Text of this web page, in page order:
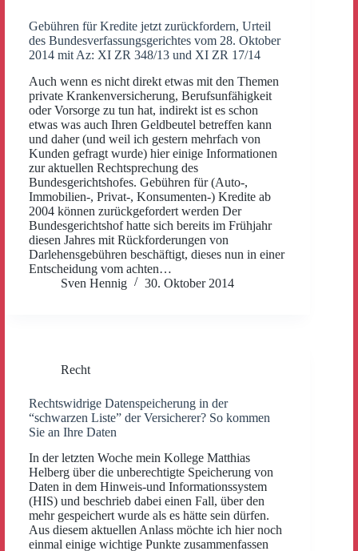
Gebühren für Kredite jetzt zurückfordern, Urteil
des Bundesverfassungsgerichtes vom 28. Oktober
2014 mit Az: XI ZR 348/13 und XI ZR 17/14
Auch wenn es nicht direkt etwas mit den Themen
private Krankenversicherung, Berufsunfähigkeit
oder Vorsorge zu tun hat, indirekt ist es schon
etwas was auch Ihren Geldbeutel betreffen kann
und daher (und weil ich gestern mehrfach von
Kunden gefragt wurde) hier einige Informationen
zur aktuellen Rechtsprechung des
Bundesgerichtshofes. Gebühren für (Auto-,
Immobilien-, Privat-, Konsumenten-) Kredite ab
2004 können zurückgefordert werden Der
Bundesgerichtshof hatte sich bereits im Frühjahr
diesen Jahres mit Rückforderungen von
Darlehensgebühren beschäftigt, dieses nun in einer
Entscheidung vom achten…
Sven Hennig
30. Oktober 2014
Recht
Rechtswidrige Datenspeicherung in der
“schwarzen Liste” der Versicherer? So kommen
Sie an Ihre Daten
In der letzten Woche mein Kollege Matthias
Helberg über die unberechtigte Speicherung von
Daten in dem Hinweis-und Informationssystem
(HIS) und beschrieb dabei einen Fall, über den
mehr gespeichert wurde als es hätte sein dürfen.
Aus diesem aktuellen Anlass möchte ich hier noch
einmal einige wichtige Punkte zusammenfassen